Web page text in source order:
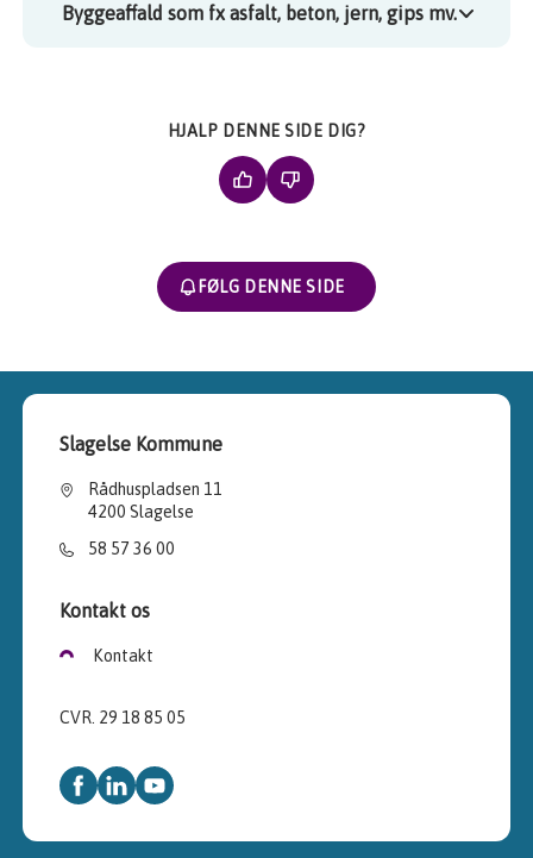
Byggeaffald som fx asfalt, beton, jern, gips mv.
HJALP DENNE SIDE DIG?
FØLG DENNE SIDE
Slagelse Kommune
Rådhuspladsen 11
4200 Slagelse
58 57 36 00
Kontakt os
Kontakt
CVR. 29 18 85 05